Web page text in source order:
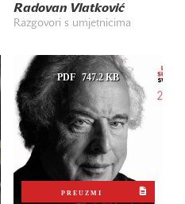
Radovan Vlatković
Razgovori s umjetnicima
PDF 747.2 KB
PREUZMI